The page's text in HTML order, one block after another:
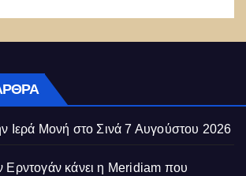
Ιερά Μονή στο Σινά 7 Αυγούστου 2026
Ερντογάν κάνει η Meridiam που